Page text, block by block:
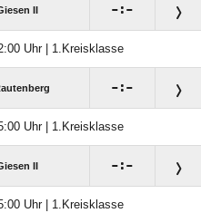
II :
Uhr | 1.Kreisklasse
:
Uhr | 1.Kreisklasse
II :
Uhr | 1.Kreisklasse